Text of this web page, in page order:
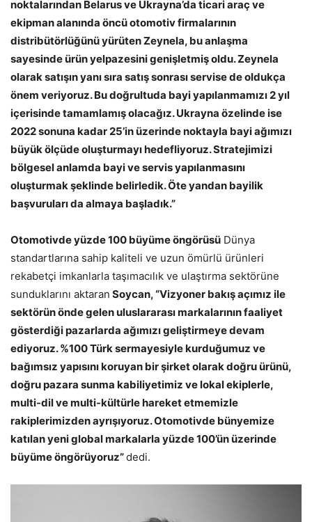
noktalarından Belarus ve Ukrayna’da ticari araç ve
ekipman alanında öncü otomotiv firmalarının
distribütörlüğünü yürüten Zeynela, bu anlaşma
sayesinde ürün yelpazesini genişletmiş oldu. Zeynela
olarak satışın yanı sıra satış sonrası servise de oldukça
önem veriyoruz. Bu doğrultuda bayi yapılanmamızı 2 yıl
içerisinde tamamlamış olacağız. Ukrayna özelinde ise
2022 sonuna kadar 25’in üzerinde noktayla bayi ağımızı
büyük ölçüde oluşturmayı hedefliyoruz. Stratejimizi
bölgesel anlamda bayi ve servis yapılanmasını
oluşturmak şeklinde belirledik. Öte yandan bayilik
başvuruları da almaya başladık.”
Otomotivde yüzde 100 büyüme öngörüsü Dünya
standartlarına sahip kaliteli ve uzun ömürlü ürünleri
rekabetçi imkanlarla taşımacılık ve ulaştırma sektörüne
sunduklarını aktaran Soycan, “Vizyoner bakış açımız ile
sektörün önde gelen uluslararası markalarının faaliyet
gösterdiği pazarlarda ağımızı geliştirmeye devam
ediyoruz. %100 Türk sermayesiyle kurduğumuz ve
bağımsız yapısını koruyan bir şirket olarak doğru ürünü,
doğru pazara sunma kabiliyetimiz ve lokal ekiplerle,
multi-dil ve multi-kültürle hareket etmemizle
rakiplerimizden ayrışıyoruz. Otomotivde bünyemize
katılan yeni global markalarla yüzde 100’ün üzerinde
büyüme öngörüyoruz”dedi.